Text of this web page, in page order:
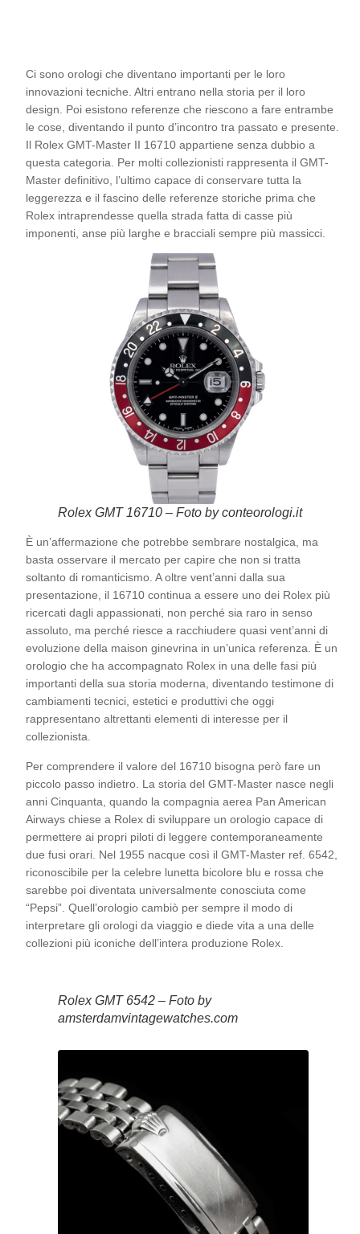
Ci sono orologi che diventano importanti per le loro
innovazioni tecniche. Altri entrano nella storia per il loro
design. Poi esistono referenze che riescono a fare entrambe
le cose, diventando il punto d’incontro tra passato e presente.
Il Rolex GMT-Master II 16710 appartiene senza dubbio a
questa categoria. Per molti collezionisti rappresenta il GMT-
Master definitivo, l’ultimo capace di conservare tutta la
leggerezza e il fascino delle referenze storiche prima che
Rolex intraprendesse quella strada fatta di casse più
imponenti, anse più larghe e bracciali sempre più massicci.
Rolex GMT 16710 – Foto by conteorologi.it
È un’affermazione che potrebbe sembrare nostalgica, ma
basta osservare il mercato per capire che non si tratta
soltanto di romanticismo. A oltre vent’anni dalla sua
presentazione, il 16710 continua a essere uno dei Rolex più
ricercati dagli appassionati, non perché sia raro in senso
assoluto, ma perché riesce a racchiudere quasi vent’anni di
evoluzione della maison ginevrina in un’unica referenza. È un
orologio che ha accompagnato Rolex in una delle fasi più
importanti della sua storia moderna, diventando testimone di
cambiamenti tecnici, estetici e produttivi che oggi
rappresentano altrettanti elementi di interesse per il
collezionista.
Per comprendere il valore del 16710 bisogna però fare un
piccolo passo indietro. La storia del GMT-Master nasce negli
anni Cinquanta, quando la compagnia aerea Pan American
Airways chiese a Rolex di sviluppare un orologio capace di
permettere ai propri piloti di leggere contemporaneamente
due fusi orari. Nel 1955 nacque così il GMT-Master ref. 6542,
riconoscibile per la celebre lunetta bicolore blu e rossa che
sarebbe poi diventata universalmente conosciuta come
“Pepsi”. Quell’orologio cambiò per sempre il modo di
interpretare gli orologi da viaggio e diede vita a una delle
collezioni più iconiche dell’intera produzione Rolex.
Rolex GMT 6542 – Foto by
amsterdamvintagewatches.com